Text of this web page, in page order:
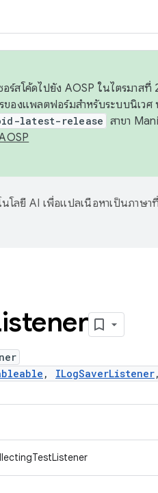
ร์สโค้ดไปยัง AOSP ในไตรมาส
องแพลตฟอร์มสำหรับระบบนิเวศ
latest-release สาขา
โลยี AI เพื่อแปลเนื้อหาเป็นภาษา
, ILogSaverListener